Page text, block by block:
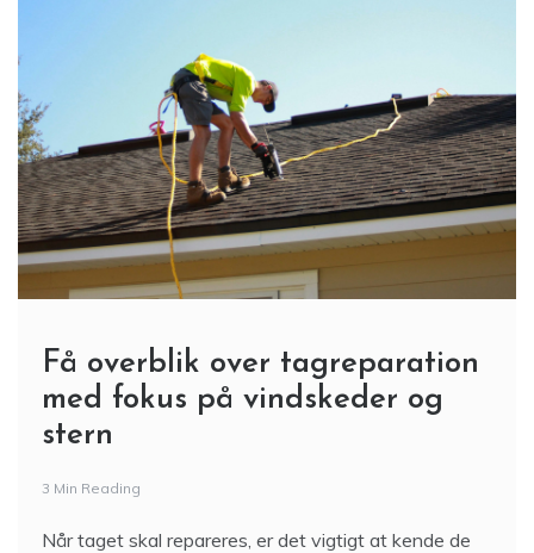
Få overblik over tagreparation
med fokus på vindskeder og
stern
3 Min Reading
Når taget skal repareres, er det vigtigt at kende de